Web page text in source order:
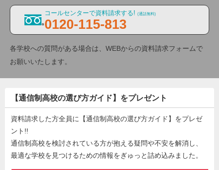
コールセンターで資料請求する! (通話無料)
0120-115-813
各学校への質問がある場合は、WEBからの資料請求フォームで
お願いいたします。
【通信制高校の選び方ガイド】をプレゼント
資料請求した方全員に【通信制高校の選び方ガイド】をプレゼ
ント!!
通信制高校を検討されている方が抱える疑問や不安を解消し、
最適な学校を見つけるための情報をぎゅっと詰め込みました。